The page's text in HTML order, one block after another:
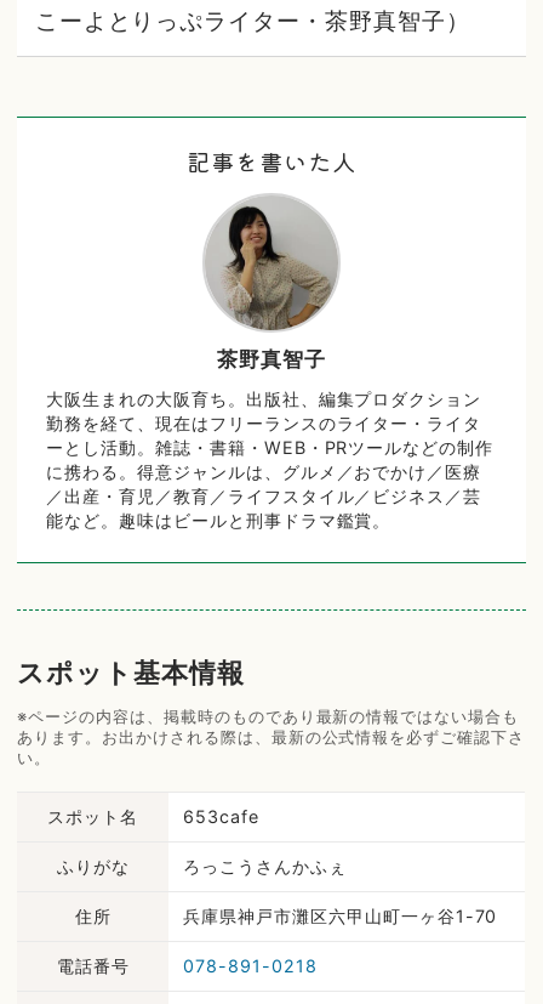
こーよとりっぷライター・茶野真智子）
記事を書いた人
茶野真智子
大阪生まれの大阪育ち。出版社、編集プロダクション
勤務を経て、現在はフリーランスのライター・ライタ
ーとし活動。雑誌・書籍・WEB・PRツールなどの制作
に携わる。得意ジャンルは、グルメ／おでかけ／医療
／出産・育児／教育／ライフスタイル／ビジネス／芸
能など。趣味はビールと刑事ドラマ鑑賞。
スポット基本情報
※ページの内容は、掲載時のものであり最新の情報ではない場合も
あります。お出かけされる際は、最新の公式情報を必ずご確認下さ
い。
スポット名 653cafe
ふりがな ろっこうさんかふぇ
住所 兵庫県神戸市灘区六甲山町一ヶ谷1-70
電話番号 078-891-0218